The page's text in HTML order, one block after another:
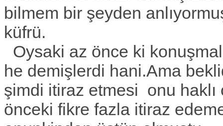
bilmem bir şeyden
küfrü.
Oysaki az önce ki
he demişlerdi hani.Ama
şimdi itiraz etmesi onu haklı
önceki fikre fazla itiraz